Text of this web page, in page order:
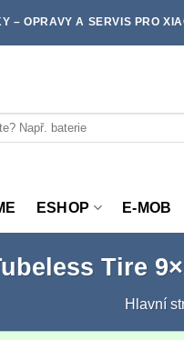
– OPRAVY A SERVIS PRO
ESHOP E-MOB
Tire
Hlavní